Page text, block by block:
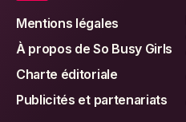
Mentions légales
À propos de So Busy Girls
Charte éditoriale
Publicités et partenariats